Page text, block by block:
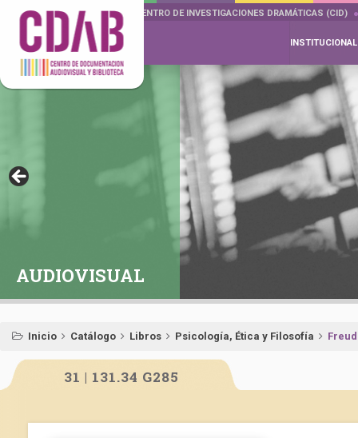
DOCUMENTA DRAMÁTICAS CENTRO DE INVESTIGACIONES DRAMÁTICAS (CID)
INSTITUCIONAL
AUDIOVISUAL
Inicio Catálogo Libros Psicología, Ética y Filosofía
31 | 131.34 G285